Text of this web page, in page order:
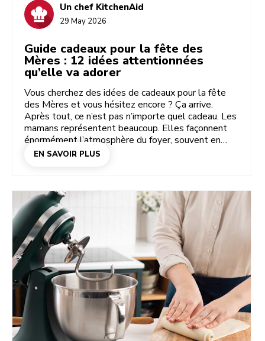
Un chef KitchenAid
29 May 2026
Guide cadeaux pour la fête des
Mères : 12 idées attentionnées
qu’elle va adorer
Vous cherchez des idées de cadeaux pour la fête
des Mères et vous hésitez encore ? Ça arrive.
Après tout, ce n’est pas n’importe quel cadeau. Les
mamans représentent beaucoup. Elles façonnent
énormément l’atmosphère du foyer, souvent en
toute discrétion. Alors oui, c’est un cadeau
petites choses. Son rituel café du matin, ses
créations de pâtisserie du dimanche, son faible pour
les soirées pizza… Offrez à votre mère quelque
chose qui correspond à cette facette de sa
personnalité, et ce sera bien plus qu’un cadeau
utile : ce sera un cadeau qui la fait se sentir
comprise. Et oui, vous en trouverez quelques-uns ici.
EN SAVOIR PLUS